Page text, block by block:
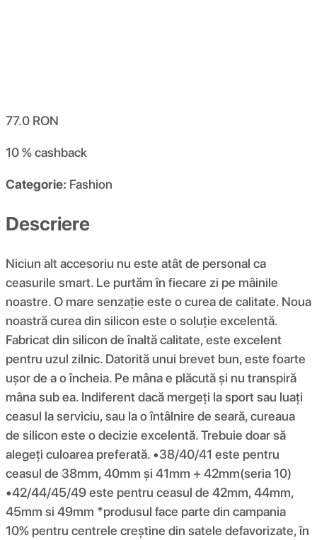
77.0 RON
10 %cashback
Categorie: Fashion
Descriere
Niciun alt accesoriu nu este atât de personal ca
ceasurile smart. Le purtăm în fiecare zi pe mâinile
noastre. O mare senzație este o curea de calitate. Noua
noastră curea din silicon este o soluție excelentă.
Fabricat din silicon de înaltă calitate, este excelent
pentru uzul zilnic. Datorită unui brevet bun, este foarte
ușor de a o încheia. Pe mâna e plăcută și nu transpiră
mâna sub ea. Indiferent dacă mergeți la sport sau luați
ceasul la serviciu, sau la o întâlnire de seară, cureaua
de silicon este o decizie excelentă. Trebuie doar să
alegeți culoarea preferată. •38/40/41 este pentru
ceasul de 38mm, 40mm și 41mm + 42mm(seria 10)
•42/44/45/49 este pentru ceasul de 42mm, 44mm,
45mm si 49mm *produsul face parte din campania
10% pentru centrele creștine din satele defavorizate, în